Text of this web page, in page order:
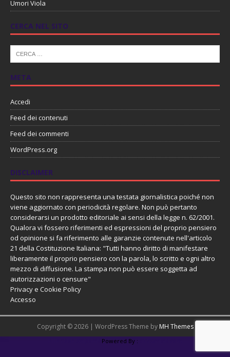
Umori Viola
CERCA NEL SITO
META
Accedi
Feed dei contenuti
Feed dei commenti
WordPress.org
DISCLAIMER
Questo sito non rappresenta una testata giornalistica poiché non
viene aggiornato con periodicità regolare. Non può pertanto
considerarsi un prodotto editoriale ai sensi della legge n. 62/2001.
Qualora vi fossero riferimenti ed espressioni del proprio pensiero
od opinione si fa riferimento alle garanzie contenute nell'articolo
21 della Costituzione Italiana: "Tutti hanno diritto di manifestare
liberamente il proprio pensiero con la parola, lo scritto e ogni altro
mezzo di diffusione. La stampa non può essere soggetta ad
autorizzazioni o censure"
Privacy e Cookie Policy
Accesso
Copyright © 2026 | WordPress Theme by MH Themes
Powered By :